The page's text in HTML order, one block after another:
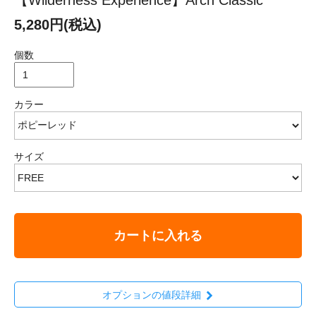
5,280円(税込)
個数
カラー
サイズ
カートに入れる
オプションの値段詳細